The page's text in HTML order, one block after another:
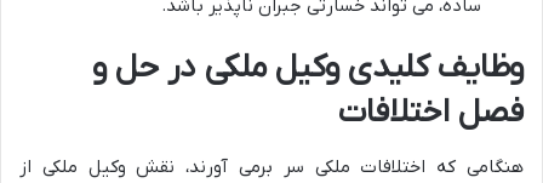
ساده، می تواند خسارتی جبران ناپذیر باشد.
وظایف کلیدی وکیل ملکی در حل و
فصل اختلافات
هنگامی که اختلافات ملکی سر برمی آورند، نقش وکیل ملکی از